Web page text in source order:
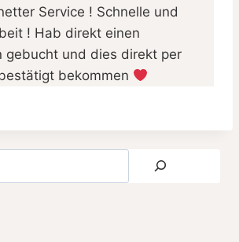
Service ! Schnelle und
! Hab direkt einen
gebucht und dies direkt per
bekommen